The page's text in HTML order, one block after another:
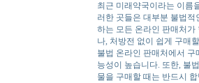
최근 미래약국이라는 이름
러한 곳들은 대부분 불법
하는 모든 온라인 판매처
나, 처방전 없이 쉽게 구매
불법 온라인 판매처에서
능성이 높습니다. 또한, 불
물을 구매할 때는 반드시